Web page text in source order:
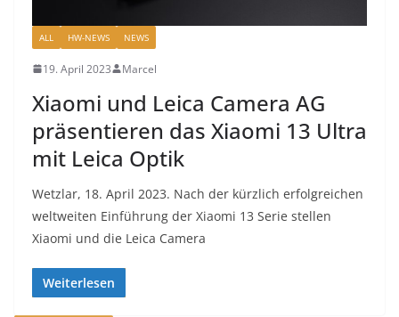
ALL HW-NEWS NEWS
19. April 2023 Marcel
Xiaomi und Leica Camera AG
präsentieren das Xiaomi 13 Ultra
mit Leica Optik
Wetzlar, 18. April 2023. Nach der kürzlich erfolgreichen
weltweiten Einführung der Xiaomi 13 Serie stellen
Xiaomi und die Leica Camera
Weiterlesen